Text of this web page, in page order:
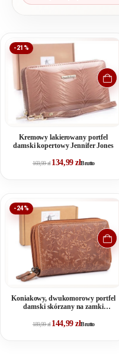
-21%
Kremowy lakierowany portfel
damski kopertowy Jennifer Jones
169,99zł 134,99złBrutto
-24%
Koniakowy, dwukomorowy portfel
damski skórzany na zamki
189,99zł 144,99złBrutto